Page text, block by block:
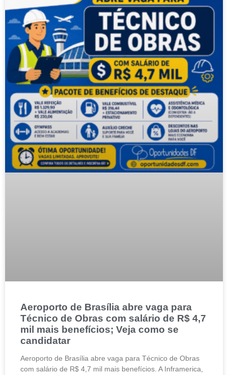
Aeroporto de Brasília abre vaga para
Técnico de Obras com salário de R$ 4,7
mil mais benefícios; Veja como se
candidatar
Aeroporto de Brasília abre vaga para Técnico de Obras
com salário de R$ 4,7 mil mais benefícios. A Inframerica,